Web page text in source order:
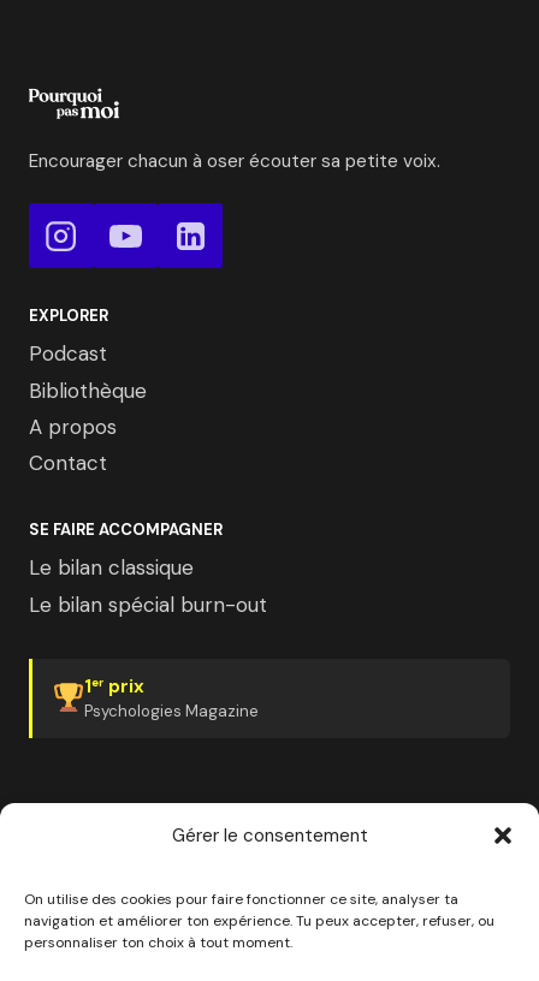
Gérer le consentement
On utilise des cookies pour faire fonctionner ce site, analyser ta
navigation et améliorer ton expérience. Tu peux accepter, refuser, ou
personnaliser ton choix à tout moment.
Encourager chacun à oser écouter sa petite voix.
EXPLORER
Podcast
Bibliothèque
A propos
Contact
SE FAIRE ACCOMPAGNER
Le bilan classique
Le bilan spécial burn-out
1er prix
Psychologies Magazine